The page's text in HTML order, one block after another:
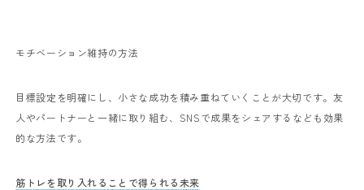
モチベーション維持の方法
目標設定を明確にし、小さな成功を積み重ねていくことが大切です。友
人やパートナーと一緒に取り組む、SNSで成果をシェアするなども効果
的な方法です。
筋トレを取り入れることで得られる未来